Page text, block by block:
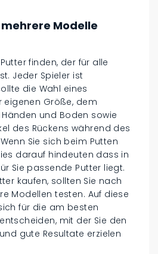
Modelle
finden, der für alle
Jeder Spieler ist
die Wahl eines
eigenen Größe, dem
und Boden sowie
des Rückens während des
Sie sich beim Putten
darauf hindeuten dass in
Sie passende Putter liegt.
kaufen, sollten Sie nach
Modellen testen. Auf diese
für die am besten
mit der Sie den
gute Resultate erzielen